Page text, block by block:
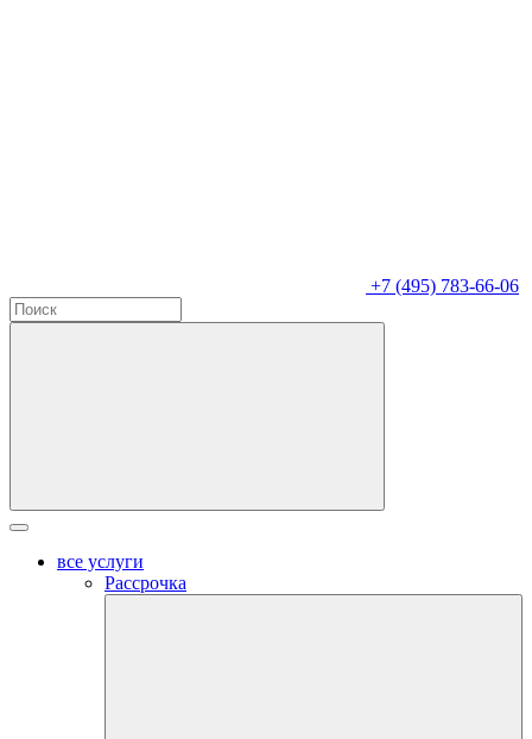
+7 (495) 783-66-06
все услуги
Рассрочка